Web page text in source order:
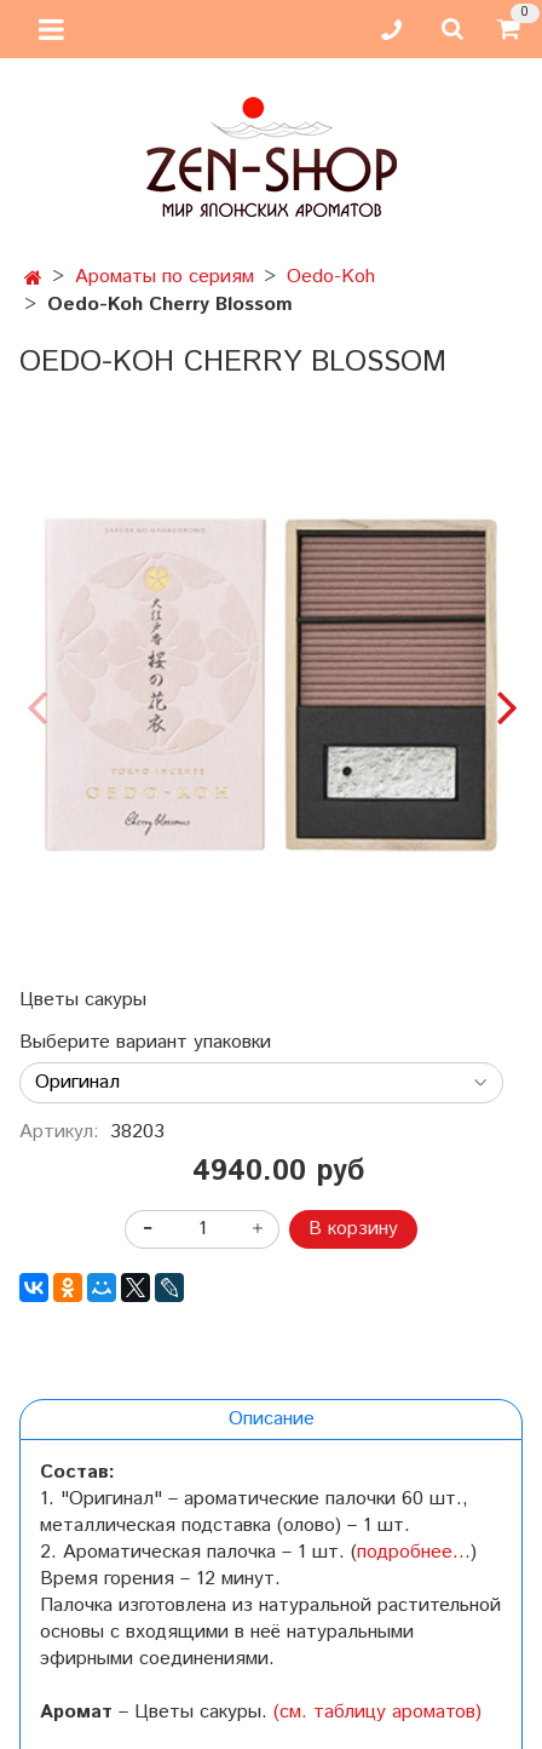
0
Ароматы по сериям
Oedo-Koh
Oedo-Koh Cherry Blossom
OEDO-KOH CHERRY BLOSSOM
Цветы сакуры
Выберите вариант упаковки
Артикул: 38203
4940.00 руб
В корзину
Описание
Состав:
1. "Оригинал" – ароматические палочки 60 шт.,
металлическая подставка (олово) – 1 шт.
2. Ароматическая палочка – 1 шт. (подробнее...)
Время горения – 12 минут.
Палочка изготовлена из натуральной растительной
основы с входящими в неё натуральными
эфирными соединениями.
Аромат – Цветы сакуры. (см. таблицу ароматов)